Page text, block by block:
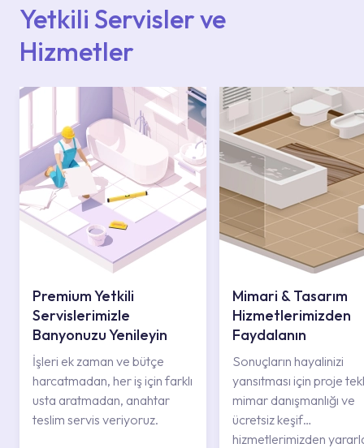
Yetkili Servisler ve
Hizmetler
Premium Yetkili
Servislerimizle
Banyonuzu Yenileyin
İşleri ek zaman ve bütçe
harcatmadan, her iş için farklı
usta aratmadan, anahtar
teslim servis veriyoruz.
Mimari & Tasarım
Hizmetlerimizden
Faydalanın
Sonuçların hayalinizi
yansıtması için proje
mimar danışmanlığı ve
ücretsiz keşif
hizmetlerimizden